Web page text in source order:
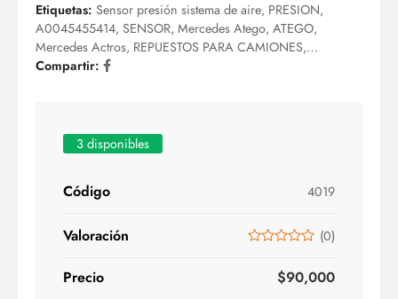
Etiquetas: Sensor presión sistema de aire, PRESION,
A0045455414, SENSOR, Mercedes Atego, ATEGO,
Mercedes Actros, REPUESTOS PARA CAMIONES,
Repuestos Mercedes
Compartir:
3 disponibles
Código 4019
Valoración (0)
Precio $90,000